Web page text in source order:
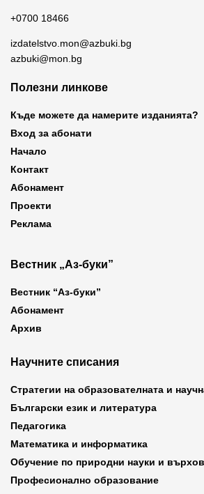
+0700 18466
izdatelstvo.mon@azbuki.bg
azbuki@mon.bg
Полезни линкове
Къде можете да намерите изданията?
Вход за абонати
Начало
Контакт
Абонамент
Проекти
Реклама
Вестник „Аз-буки”
Вестник “Аз-буки”
Абонамент
Архив
Научните списания
Стратегии на образователната и
Български език и литература
Педагогика
Математика и информатика
Обучение по природни науки и
Професионално образование